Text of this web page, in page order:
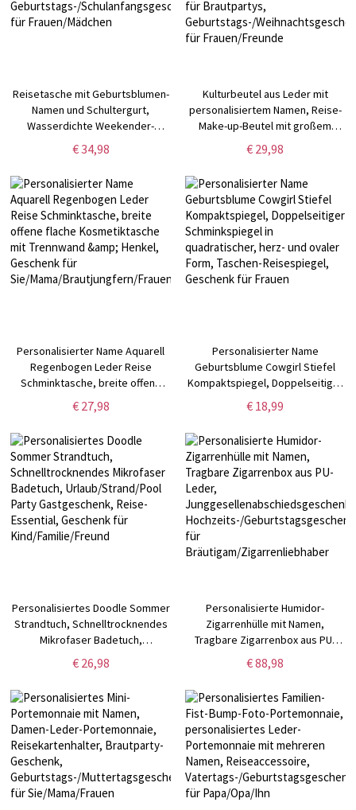
Reisetasche mit Geburtsblumen-
Namen und Schultergurt,
Wasserdichte Weekender-
Tasche, Reise-
Übernachtungstasche,
Geburtstags-/Schulanfangsgeschenk
für Frauen/Mädchen
€ 34,98
Kulturbeutel aus Leder mit
personalisiertem Namen, Reise-
Make-up-Beutel mit großem
Fassungsvermögen und
Reißverschluss, Gastgeschenk
Geburtstags-/Weihnachtsgeschenk
für Frauen/Freunde
€ 29,98
Personalisierter Name Aquarell
Regenbogen Leder Reise
Schminktasche, breite offene
flache Kosmetiktasche mit
Trennwand & Henkel, Geschenk
Sie/Mama/Brautjungfern/Frauen
€ 27,98
Personalisierter Name
Geburtsblume Cowgirl Stiefel
Kompaktspiegel, Doppelseitiger
Schminkspiegel in quadratischer,
herz- und ovaler Form, Taschen-
Frauen
€ 18,99
Personalisiertes Doodle Sommer
Strandtuch, Schnelltrocknendes
Mikrofaser Badetuch,
Urlaub/Strand/Pool Party
Gastgeschenk, Reise-Essential,
Kind/Familie/Freund
€ 26,98
Personalisierte Humidor-
Zigarrenhülle mit Namen,
Tragbare Zigarrenbox aus PU-
Leder,
Junggesellenabschiedsgeschenk,
Hochzeits-/Geburtstagsgeschenk
für Bräutigam/Zigarrenliebhaber
€ 88,98